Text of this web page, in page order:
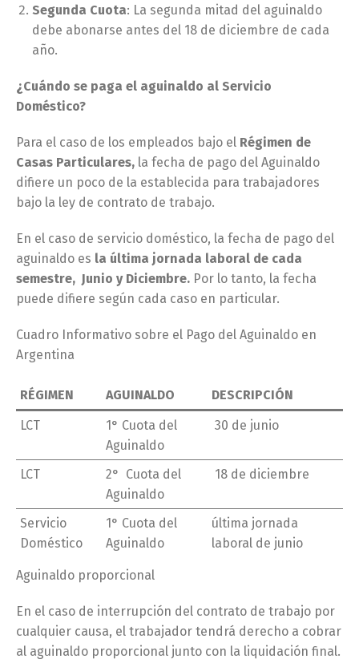
Segunda Cuota: La segunda mitad del aguinaldo
debe abonarse antes del 18 de diciembre de cada
año.
¿Cuándo se paga el aguinaldo al Servicio
Doméstico?
Para el caso de los empleados bajo el Régimen de
Casas Particulares, la fecha de pago del Aguinaldo
difiere un poco de la establecida para trabajadores
bajo la ley de contrato de trabajo.
En el caso de servicio doméstico, la fecha de pago del
aguinaldo es la última jornada laboral de cada
semestre, Junio y Diciembre. Por lo tanto, la fecha
puede difiere según cada caso en particular.
Cuadro Informativo sobre el Pago del Aguinaldo en
Argentina
RÉGIMEN AGUINALDO
DESCRIPCIÓN
LCT
1° Cuota del
Aguinaldo
30 de junio
LCT
2° Cuota del
Aguinaldo
18 de diciembre
Servicio
Doméstico
1° Cuota del
Aguinaldo
última jornada
laboral de junio
Aguinaldo proporcional
En el caso de interrupción del contrato de trabajo por
cualquier causa, el trabajador tendrá derecho a cobrar
al aguinaldo proporcional junto con la liquidación final.